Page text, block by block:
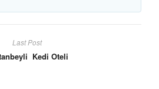
Last Post
Kedi Oteli